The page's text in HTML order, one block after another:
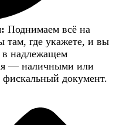
Поднимаем всё на
там, где укажете, и вы
в надлежащем
— наличными или
документ.